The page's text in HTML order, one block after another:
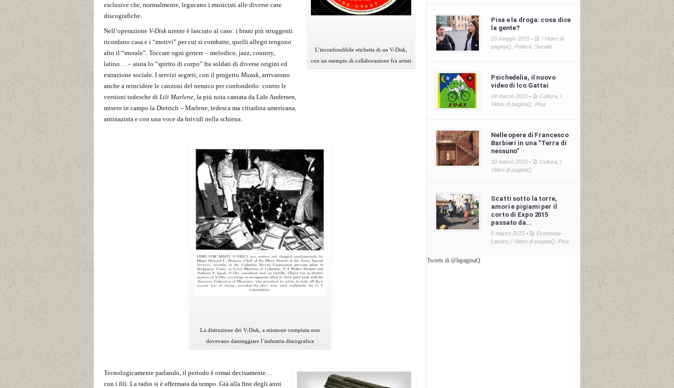
L’inconfondibile etichetta di un V-Disk,
con un esempio di collaborazione fra artisti
esclusive che, normalmente, legavano i musicisti alle diverse case
discografiche.
Nell’operazione V-Disk niente è lasciato al caso: i brani più struggenti
ricordano casa e i “motivi” per cui si combatte, quelli allegri tengono
alto il “morale”. Toccare ogni genere – melodico, jazz, country,
latino… – aiuta lo “spirito di corpo” fra soldati di diverse origini ed
estrazione sociale. I servizi segreti, con il progetto Muzak , arrivarono
anche a reincidere le canzoni del nemico per confonderlo: contro le
versioni tedesche di Lili Marlene , la più nota cantata da Lale Andersen,
misero in campo la Dietrich – Marlene, tedesca ma cittadina americana,
antinazista e con una voce da brividi nella schiena.
La distruzione dei V-Disk, a missione compiuta non
dovevano danneggiare l’industria discografica
Tecnologicamente parlando, il periodo è ormai decisamente…
con i fili. La radio si è affermata da tempo. Già alla fine degli anni
Pisa e la droga: cosa dice
la gente?
25 maggio 2015 •
I Video di
paginaQ ,Politica ,Sociale
Psichedelia, il nuovo
video di Ico Gattai
24 marzo 2015 • Cultura ,I
Video di paginaQ ,Pisa
Nelle opere di Francesco
Barbieri in una “Terra di
nessuno”
10 marzo 2015 • Cultura I
Video di paginaQ
Scatti sotto la torre,
amori e pigiami per il
corto di Expo 2015
passato da...
6 marzo 2015 •
Economia-
Lavoro I Video di paginaQ ,Pisa
Tweets di @lapaginaQ